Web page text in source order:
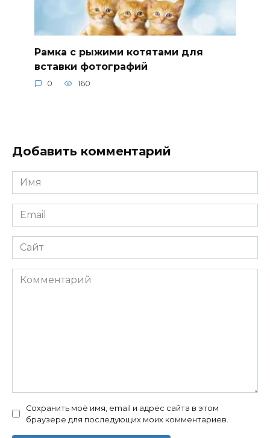
Рамка с рыжими котятами для
вставки фотографий
0 160
Добавить комментарий
Имя
*
Email
*
Сайт
Комментарий
Сохранить моё имя, email и адрес сайта в этом
браузере для последующих моих комментариев.